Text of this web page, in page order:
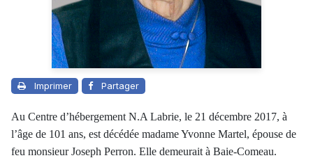
Imprimer Partager
Au Centre d’hébergement N.A Labrie, le 21 décembre 2017, à
l’âge de 101 ans, est décédée madame Yvonne Martel, épouse de
feu monsieur Joseph Perron. Elle demeurait à Baie-Comeau.